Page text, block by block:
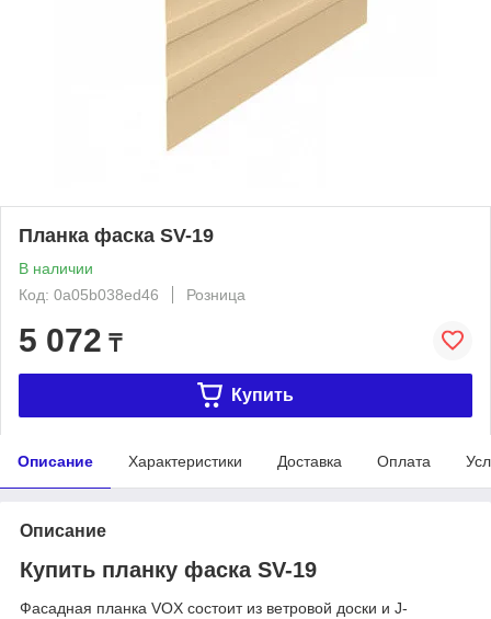
Планка фаска SV-19
В наличии
Код: 0a05b038ed46
Розница
5 072 ₸
Купить
Описание Характеристики Доставка Оплата
Описание
Купить планку фаска SV-19
Фасадная планка VOX состоит из ветровой доски и J-